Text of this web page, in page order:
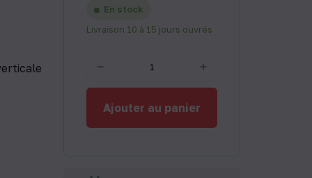
En stock
Livraison 10 à 15 jours ouvrés
Ajouter au panier